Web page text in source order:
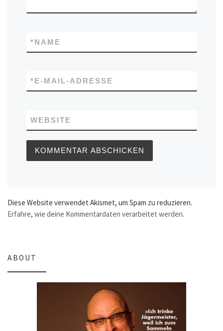
NAME
*
E-MAIL-ADRESSE
*
WEBSITE
Diese Website verwendet Akismet, um Spam zu reduzieren.
Erfahre, wie deine Kommentardaten verarbeitet werden.
ABOUT